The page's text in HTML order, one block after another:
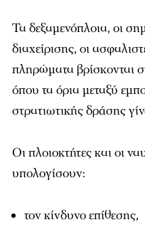
Τα δεξαμενόπλοια, οι
διαχείρισης, οι
πληρώματα βρίσκονται
όπου τα όρια μεταξύ
στρατιωτικής δράσης
Οι πλοιοκτήτες και οι
υπολογίσουν:
τον κίνδυνο επίθεσης,